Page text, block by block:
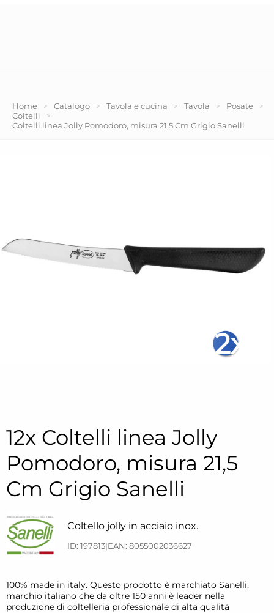
Home > Catalogo > Tavola e cucina > Tavola > Posate
>
Coltelli
>
Coltelli linea Jolly Pomodoro, misura 21,5 Cm Grigio Sanelli
12x
12x Coltelli linea Jolly
Pomodoro, misura 21,5
Cm Grigio Sanelli
Coltello jolly in acciaio inox.
ID: 197813|EAN: 8055002036627
100% made in italy. Questo prodotto è marchiato Sanelli,
marchio italiano che da oltre 150 anni è leader nella
produzione di coltelleria professionale di alta qualità